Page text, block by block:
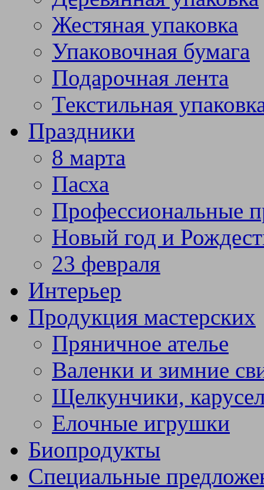
Жестяная упаковка
Упаковочная бумага
Подарочная лента
Текстильная
Праздники
8 марта
Пасха
Профессиональные
Новый год и
23 февраля
Интерьер
Продукция мастерских
Пряничное ателье
Валенки и зимние
Щелкунчики,
Елочные игрушки
Биопродукты
Специальные